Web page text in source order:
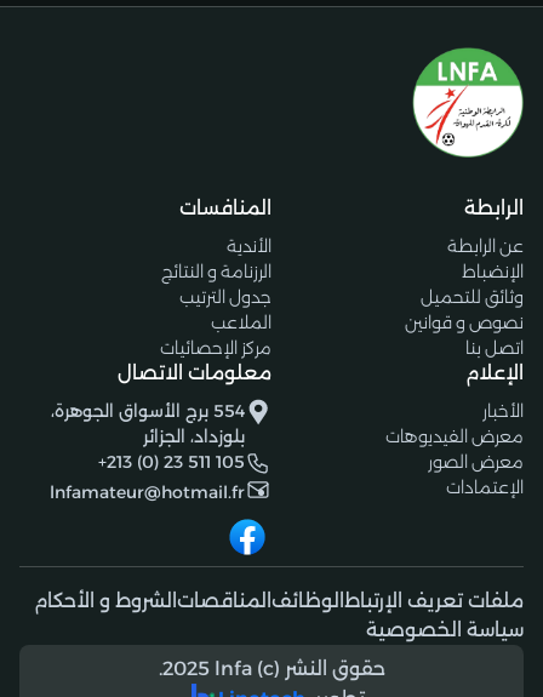
الرابطة
عن الرابطة
الإنضباط
وثائق للتحميل
نصوص و قوانين
اتصل بنا
المنافسات
الأندية
الرزنامة و النتائج
جدول الترتيب
الملاعب
مركز الإحصائيات
الإعلام
الأخبار
معرض الفيديوهات
معرض الصور
الإعتمادات
معلومات الاتصال
554 برج الأسواق الجوهرة،
بلوزداد، الجزائر
+213 (0) 23 511 105
lnfamateur@hotmail.fr
ملفات تعريف الإرتباط الوظائف المناقصات الشروط و الأحكام
سياسة الخصوصية
حقوق النشر (c) 2025 lnfa.